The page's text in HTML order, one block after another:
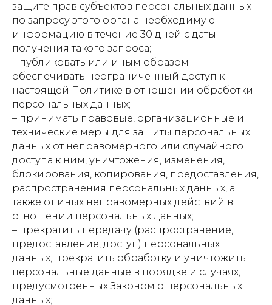
защите прав субъектов персональных данных
по запросу этого органа необходимую
информацию в течение 30 дней с даты
получения такого запроса;
– публиковать или иным образом
обеспечивать неограниченный доступ к
настоящей Политике в отношении обработки
персональных данных;
– принимать правовые, организационные и
технические меры для защиты персональных
данных от неправомерного или случайного
доступа к ним, уничтожения, изменения,
блокирования, копирования, предоставления,
распространения персональных данных, а
также от иных неправомерных действий в
отношении персональных данных;
– прекратить передачу (распространение,
предоставление, доступ) персональных
данных, прекратить обработку и уничтожить
персональные данные в порядке и случаях,
предусмотренных Законом о персональных
данных;